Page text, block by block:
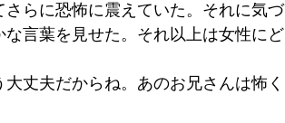
らに恐怖に震えていた。それに気づ
言葉を見せた。それ以上は女性にど
丈夫だからね。あのお兄さんは怖く